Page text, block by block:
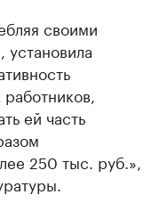
своими
ей часть
250 тыс. руб.»,